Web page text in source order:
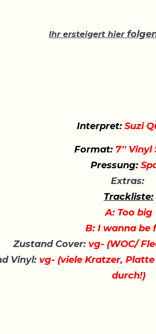
Ihr ersteigert hier
Interpret: Suzi
Format:7'' Vinyl
Pressung:
Extras:
Trackliste:
A: Too big
B: I wanna be
Zustand Cover: vg- (WOC/
Vinyl: vg- (viele Kratzer,
durch!)